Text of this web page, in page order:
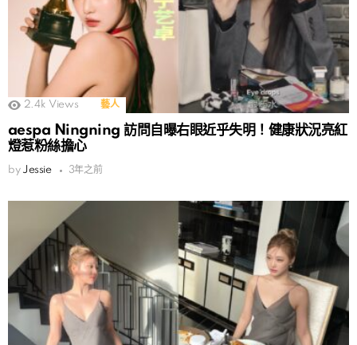
2.4k Views 藝人
aespa Ningning 訪問自曝右眼近乎失明！健康狀況亮紅
燈惹粉絲擔心
by Jessie 3年之前